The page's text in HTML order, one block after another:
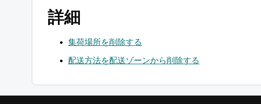
詳細
集荷場所を削除する
配送方法を配送ゾーンから削除する